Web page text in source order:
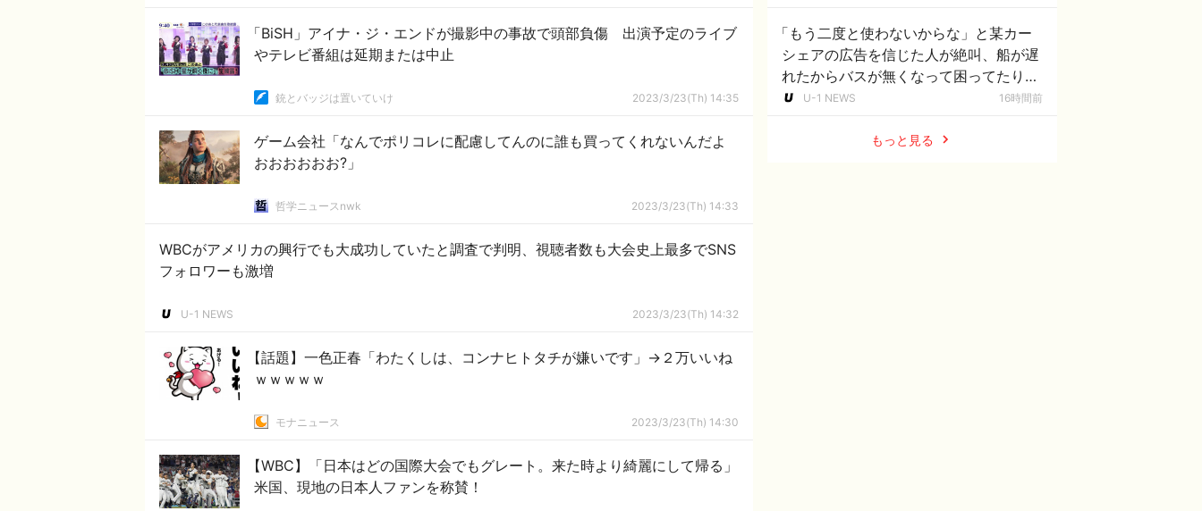
「BiSH」アイナ・ジ・エンドが撮影中の事故で頭部負傷 出演予定のライブ
やテレビ番組は延期または中止
銃とバッジは置いていけ 2023/3/23(Th) 14:35
ゲーム会社「なんでポリコレに配慮してんのに誰も買ってくれないんだよ
おおおおおお?」
哲学ニュースnwk 2023/3/23(Th) 14:33
WBCがアメリカの興行でも大成功していたと調査で判明、視聴者数も大会史上最多でSNS
フォロワーも激増
U-1 NEWS 2023/3/23(Th) 14:32
【話題】一色正春「わたくしは、コンナヒトタチが嫌いです」→２万いいね
ｗｗｗｗｗ
モナニュース 2023/3/23(Th) 14:30
【WBC】「日本はどの国際大会でもグレート。来た時より綺麗にして帰る」
米国、現地の日本人ファンを称賛！
「もう二度と使わないからな」と某カー
シェアの広告を信じた人が絶叫、船が遅
れたからバスが無くなって困ってたりこ
の看板が…
U-1 NEWS 16時間前
もっと見る